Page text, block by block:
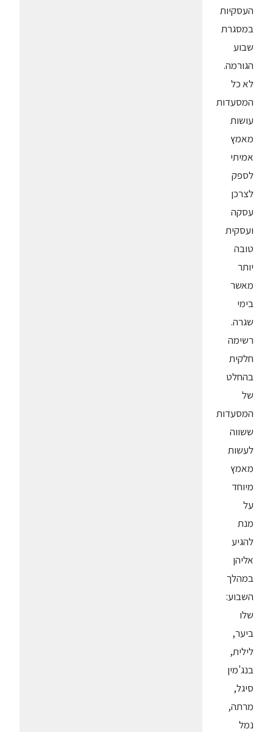
העסקיות
במסגרת
שבוע
הגורמה.
לא כל
המסעדות
עושות
מאמץ
אמיתי
לספק
לצרכן
עסקה
ועסקית
טובה
יותר
מאשר
בימי
שגרה.
רשימה
חלקית
בהחלט
של
המסעדות
ששווה
לעשות
מאמץ
מיוחד
על
מנת
להגיע
אליהן
במהלך
השבוע:
שלו
ביער,
לילית,
בנג'מין
סיגל,
מרתה,
נמל